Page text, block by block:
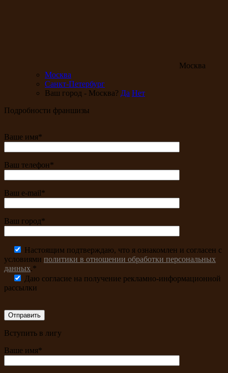
Москва
Москва
Санкт-Петербург
Ваш город - Москва? Да Нет
Подробности франшизы
Ваше имя*
Ваш телефон*
Ваш e-mail*
Ваш город*
Настоящим подтверждаю, что я ознакомлен и согласен с
условиями политики в отношении обработки персональных
данных.*
Даю согласие на получение рекламно-информационной
рассылки
Вступить в лигу
Ваше имя*